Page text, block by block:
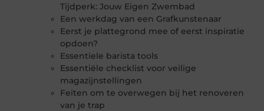
Tijdperk: Jouw Eigen Zwembad
Een werkdag van een Grafkunstenaar
Eerst je plattegrond mee of eerst inspiratie
opdoen?
Essentiele barista tools
Essentiële checklist voor veilige
magazijnstellingen
Feiten om te overwegen bij het renoveren
van je trap